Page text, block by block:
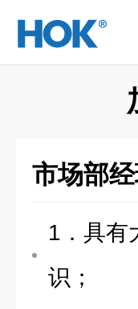
市场部
1．具有
识；